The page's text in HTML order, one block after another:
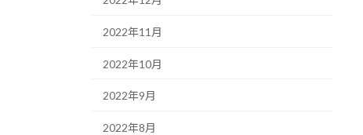
2022年11月
2022年10月
2022年9月
2022年8月